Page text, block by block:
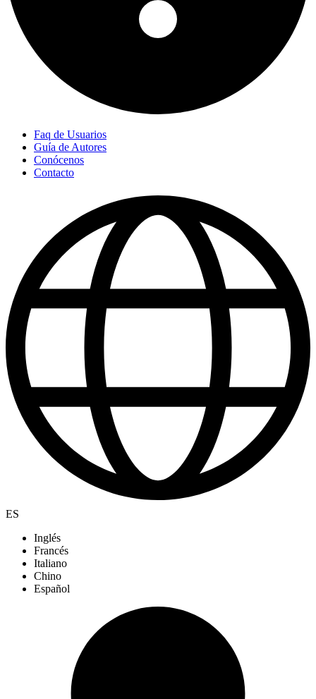
Faq de Usuarios
Guía de Autores
Conócenos
Contacto
ES
Inglés
Francés
Italiano
Chino
Español